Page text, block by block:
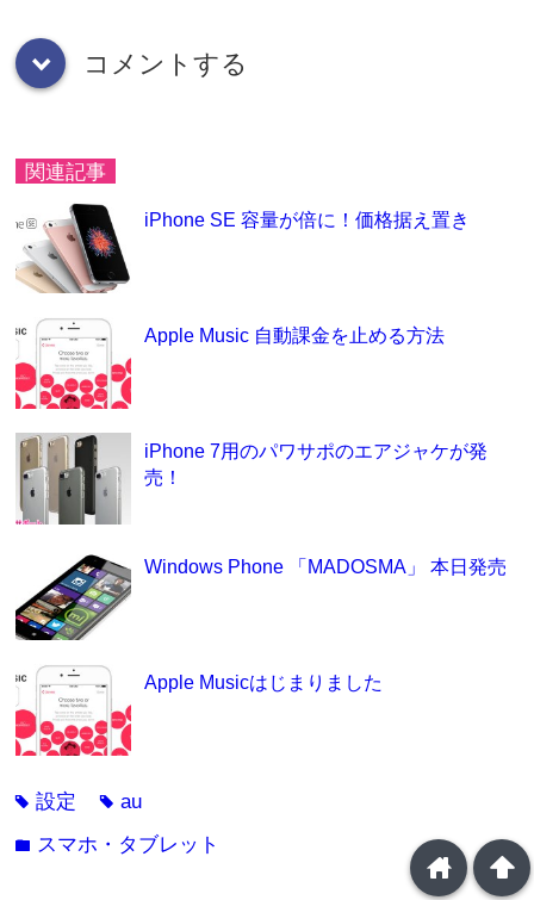
down コメントする
関連記事
iPhone SE 容量が倍に！価格据え置き
Apple Music 自動課金を止める方法
iPhone 7用のパワサポのエアジャケが発
売！
Windows Phone 「MADOSMA」 本日発売
Apple Musicはじまりました
tag設定 tagau
folder スマホ・タブレット
arrowup
home